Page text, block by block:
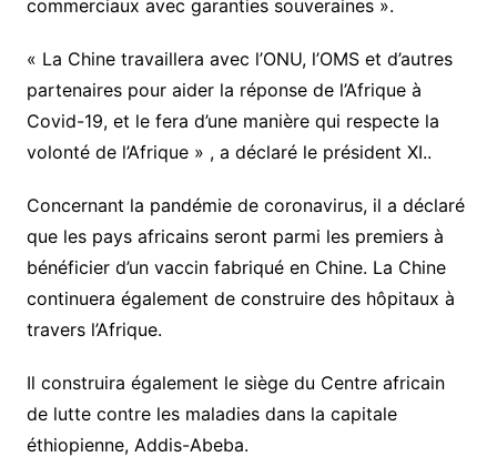
commerciaux avec garanties souveraines ».
« La Chine travaillera avec l’ONU, l’OMS et d’autres
partenaires pour aider la réponse de l’Afrique à
Covid-19, et le fera d’une manière qui respecte la
volonté de l’Afrique » , a déclaré le président XI..
Concernant la pandémie de coronavirus, il a déclaré
que les pays africains seront parmi les premiers à
bénéficier d’un vaccin fabriqué en Chine. La Chine
continuera également de construire des hôpitaux à
travers l’Afrique.
Il construira également le siège du Centre africain
de lutte contre les maladies dans la capitale
éthiopienne, Addis-Abeba.